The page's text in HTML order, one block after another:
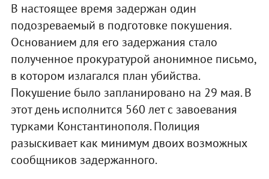
В настоящее время задержан один
подозреваемый в подготовке покушения.
Основанием для его задержания стало
полученное прокуратурой анонимное письмо,
в котором излагался план убийства.
Покушение было запланировано на 29 мая. В
этот день исполнится 560 лет с завоевания
турками Константинополя. Полиция
разыскивает как минимум двоих возможных
сообщников задержанного.